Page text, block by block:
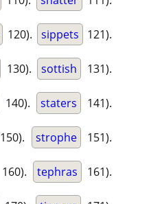
120). sippets 121).
130). sottish 131).
140). staters 141).
150). strophe 151).
160). tephras 161).